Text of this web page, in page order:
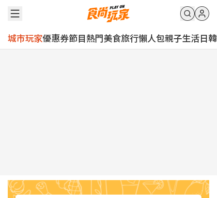
城市玩家優惠券節目熱門美食旅行懶人包親子生活日韓